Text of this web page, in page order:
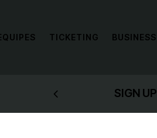
TICKETING BUSINESS
UP AND RECEIVE A DISCOUNT